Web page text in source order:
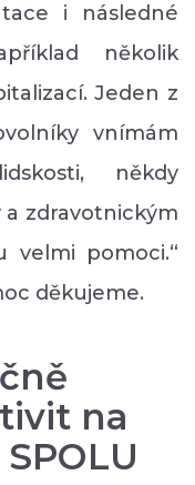
i následné
několik
Jeden z
vnímám
někdy
zdravotnickým
velmi pomoci.“
děkujeme.
na